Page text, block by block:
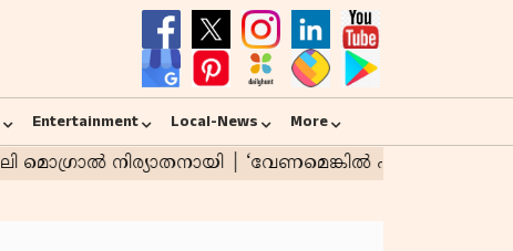
Entertainment Local-News More